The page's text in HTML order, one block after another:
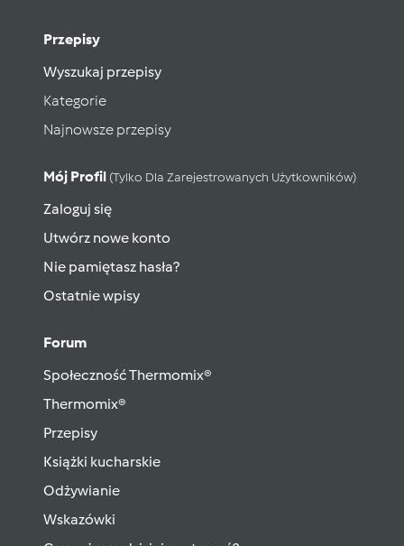
Przepisy
Wyszukaj przepisy
Kategorie
Najnowsze przepisy
Mój Profil (tylko Dla Zarejestrowanych Użytkowników)
Zaloguj się
Utwórz nowe konto
Nie pamiętasz hasła?
Ostatnie wpisy
Forum
Społeczność Thermomix®
Thermomix®
Przepisy
Książki kucharskie
Odżywianie
Wskazówki